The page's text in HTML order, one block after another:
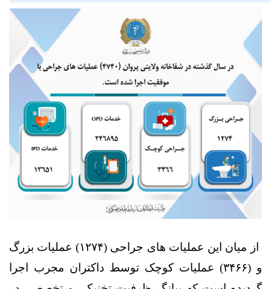
از میان این عملیات های جراحی‌ (۱۲۷۴) عملیات بزرگ
و (۳۴۶۶) عملیات کوچک توسط داکتران مجرب اجرا